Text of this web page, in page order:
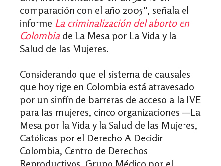
comparación con el año 2005”, señala el
informe La criminalización del aborto en
Colombia de La Mesa por La Vida y la
Salud de las Mujeres.
Considerando que el sistema de causales
que hoy rige en Colombia está atravesado
por un sinfín de barreras de acceso a la IVE
para las mujeres, cinco organizaciones —La
Mesa por la Vida y la Salud de las Mujeres,
Católicas por el Derecho A Decidir
Colombia, Centro de Derechos
Reproductivos, Grupo Médico por el